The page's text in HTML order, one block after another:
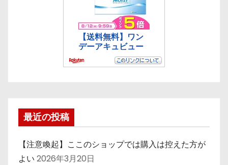
最近の投稿
【注意喚起】ここのショップでは購入は控えた方が
よい 2026年3月20日